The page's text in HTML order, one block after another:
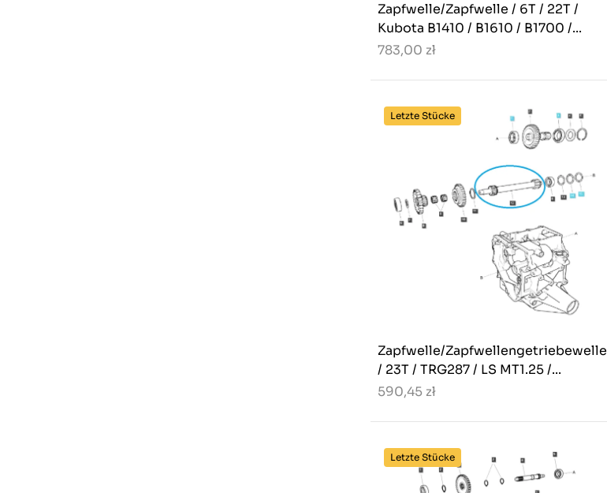
Zapfwelle/Zapfwelle / 6T / 22T /
Kubota B1410 / B1610 / B1700 /...
783,00 zł
Letzte Stücke
Zapfwelle/Zapfwellengetriebewelle
/ 23T / TRG287 / LS MT1.25 /...
590,45 zł
Letzte Stücke